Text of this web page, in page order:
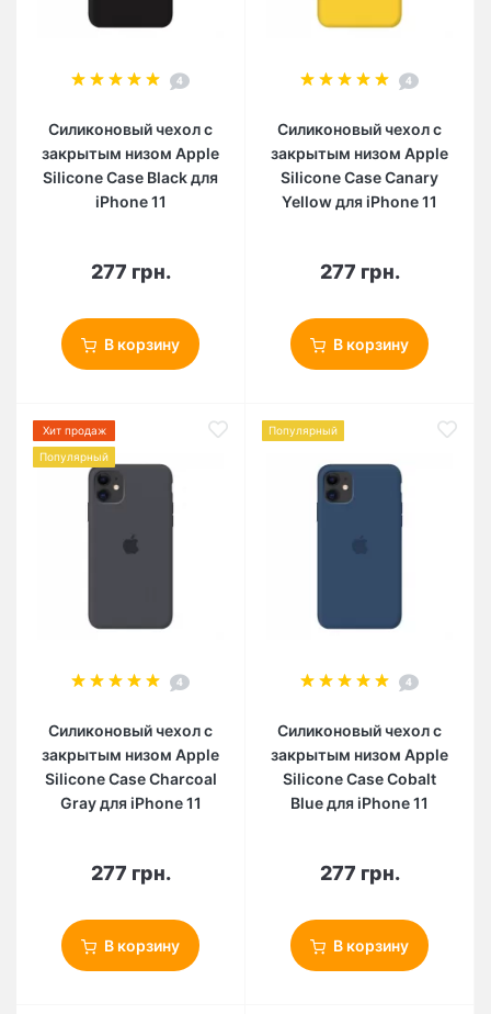
4
Силиконовый чехол c
закрытым низом Apple
Silicone Case Black для
iPhone 11
277 грн.
В корзину
4
Силиконовый чехол c
закрытым низом Apple
Silicone Case Canary
Yellow для iPhone 11
277 грн.
В корзину
Хит продаж
Популярный
4
Силиконовый чехол c
закрытым низом Apple
Silicone Case Charcoal
Gray для iPhone 11
277 грн.
В корзину
Популярный
4
Силиконовый чехол c
закрытым низом Apple
Silicone Case Cobalt
Blue для iPhone 11
277 грн.
В корзину